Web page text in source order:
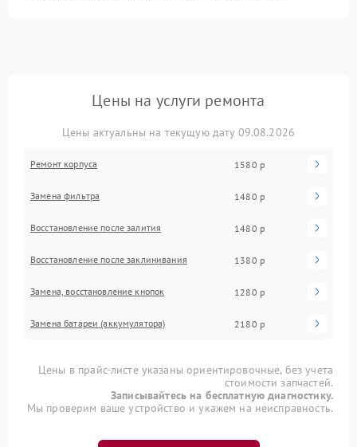
Цены на услуги ремонта
Цены актуальны на текущую дату 09.08.2026
Ремонт корпуса 1580 р
Замена фильтра 1480 р
Восстановление после залития 1480 р
Восстановление после заклинивания 1380 р
Замена, восстановление кнопок 1280 р
Замена батареи (аккумулятора) 2180 р
Цены в прайс-листе указаны ориентировочные, без учета
стоимости запчастей.
Записывайтесь на бесплатную диагностику.
Мы проверим ваше устройство и укажем на неисправность.